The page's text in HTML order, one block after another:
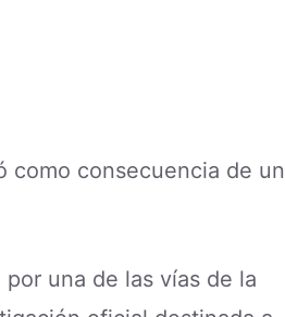
como consecuencia de un
una de las vías de la